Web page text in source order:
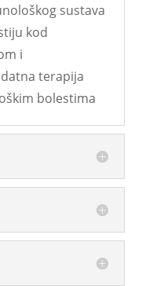
sustava
kod
i
terapija
bolestima